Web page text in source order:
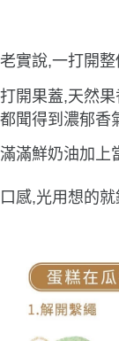
老實說,一打開
打開果蓋,天然
都聞得到濃郁香
滿滿鮮奶油加上
口感,光用想的